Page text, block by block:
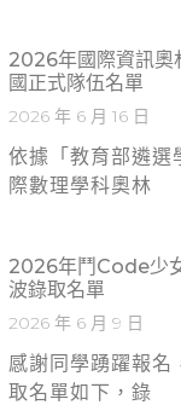
2026年國際資訊奧
國正式隊伍名單
2026 年 6 月 16 日
依據「教育部遴選
際數理學科奧林
2026年鬥Code少
波錄取名單
2026 年 6 月 9 日
感謝同學踴躍報名
取名單如下，錄